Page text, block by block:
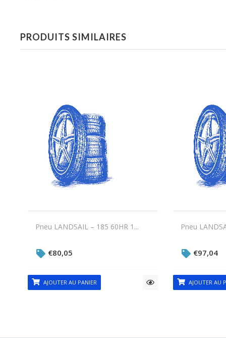
PRODUITS SIMILAIRES
Pneu LANDSAIL – 185 60HR 1...
€80,05
AJOUTER AU PANIER
Pneu
€97,04
AJOUTER AU